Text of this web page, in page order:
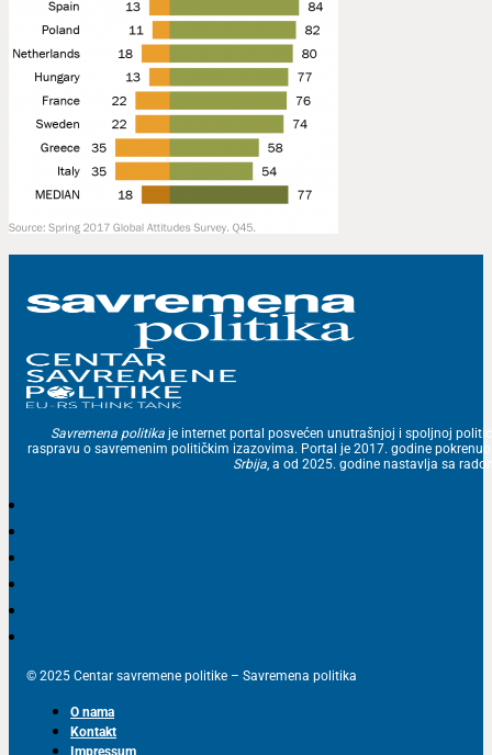
Savremena politika je internet portal posvećen unutrašnjoj i spoljnoj
raspravu o savremenim političkim izazovima. Portal je 2017. godine
Srbija, a od 2025. godine nastavlja sa
© 2025 Centar savremene politike – Savremena politika
O nama
Kontakt
Impressum